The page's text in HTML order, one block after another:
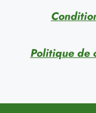
Politique de